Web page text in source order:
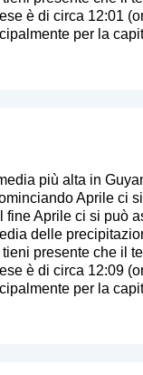
è di circa 12:01
per la
più alta in
Aprile ci
Aprile ci si può
delle
presente che il
è di circa 12:09
per la